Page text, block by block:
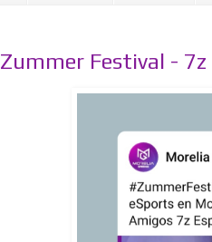
Zummer Festival - 7z